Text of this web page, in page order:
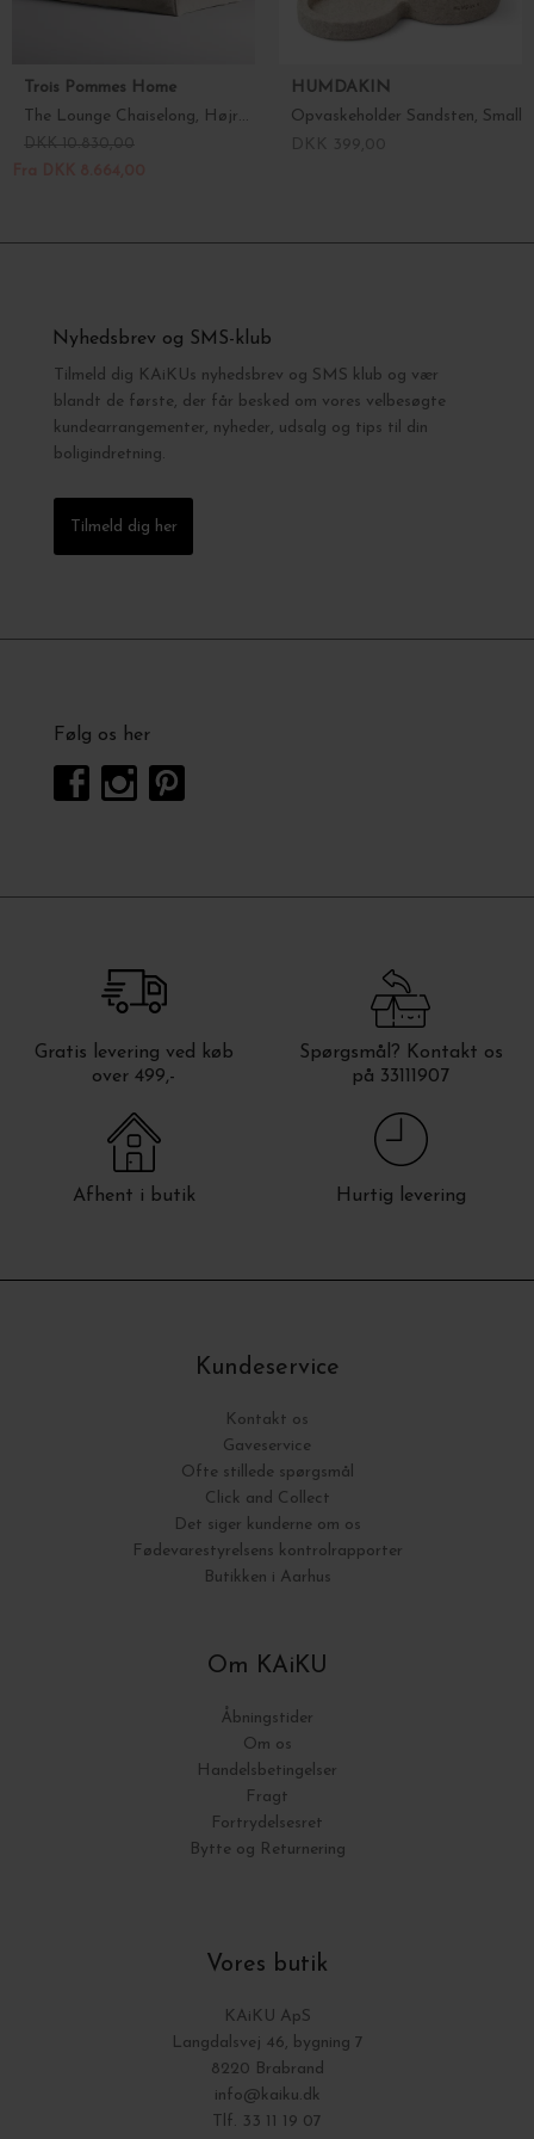
Trois Pommes Home
The Lounge Chaiselong, Højre arm - Prisvinder!
HUMDAKIN
Opvaskeholder Sandsten, Small
Nyhedsbrev og SMS-klub
Tilmeld dig KAiKUs nyhedsbrev og SMS klub og vær
blandt de første, der får besked om vores velbesøgte
kundearrangementer, nyheder, udsalg og tips til din
boligindretning.
Tilmeld dig her
Følg os her
Gratis levering ved køb
over 499,-
Spørgsmål? Kontakt os
på 33111907
Afhent i butik Hurtig levering
Kundeservice
Kontakt os
Gaveservice
Ofte stillede spørgsmål
Click and Collect
Det siger kunderne om os
Fødevarestyrelsens kontrolrapporter
Butikken i Aarhus
Om KAiKU
Åbningstider
Om os
Handelsbetingelser
Fragt
Fortrydelsesret
Bytte og Returnering
Vores butik
KAiKU ApS
Langdalsvej 46, bygning 7
8220 Brabrand
info@kaiku.dk
Tlf. 33 11 19 07